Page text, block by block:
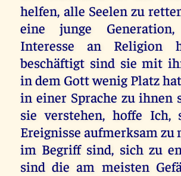
helfen, alle Seelen zu
eine junge
Interesse an
beschäftigt sind sie mit
in dem Gott wenig Platz
in einer Sprache zu ihnen
sie verstehen, hoffe Ich,
Ereignisse aufmerksam zu
im Begriff sind, sich zu
sind die am meisten